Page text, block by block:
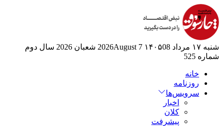
شنبه ۱۷ مرداد ۱۴۰۵ 08 2026August 7 شعبان 2026
سال دوم
شماره 525
خانه
روزنامه
سرویس‌ها
اخبار
کلان
پیشرفت